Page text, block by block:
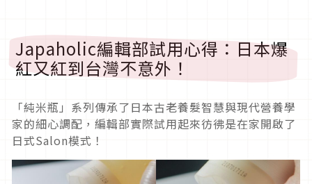
Japaholic編輯部試用心得：日本爆
紅又紅到台灣不意外！
「純米瓶」系列傳承了日本古老養髮智慧與現代營養學
家的細心調配，編輯部實際試用起來彷彿是在家開啟了
日式Salon模式！